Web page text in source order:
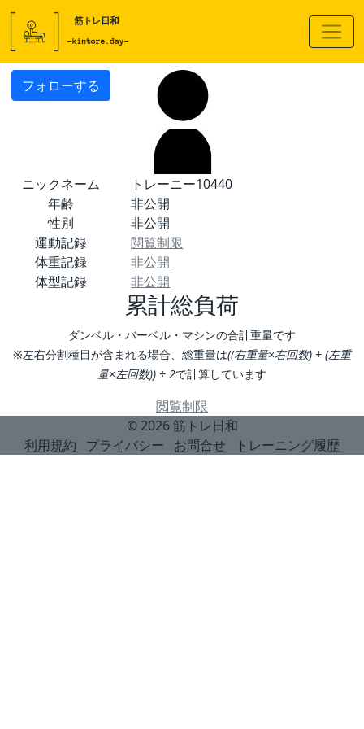
フォローする
ニックネーム
トレーニー10440
年齢
非公開
性別
非公開
運動記録
閲覧制限
体重記録
非公開
体型記録
非公開
累計総負荷
ダンベル・バーベル・マシンの合計重量です
※左右分割種目が含まれる場合、総重量は((右重量×右回数) + (左重
量×左回数)) ÷ 2で計算しています
閲覧制限
© 2026 筋トレ日和
利用規約
プライバシー お問合せ トレーニング履歴